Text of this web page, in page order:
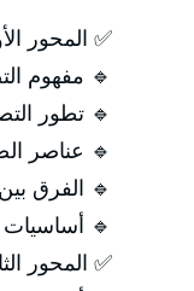
✅ المحور
🔹 مفهوم
🔹 تطور
🔹 عناصر
🔹 الفرق
🔹 أساسيات
✅ المحور